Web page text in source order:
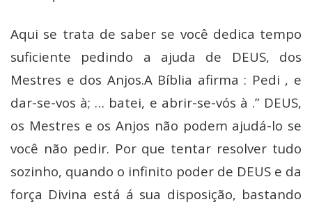
Aqui se trata de saber se você dedica tempo
suficiente pedindo a ajuda de DEUS, dos
Mestres e dos Anjos.A Bíblia afirma : Pedi , e
dar-se-vos à; … batei, e abrir-se-vós à .” DEUS,
os Mestres e os Anjos não podem ajudá-lo se
você não pedir. Por que tentar resolver tudo
sozinho, quando o infinito poder de DEUS e da
força Divina está á sua disposição, bastando